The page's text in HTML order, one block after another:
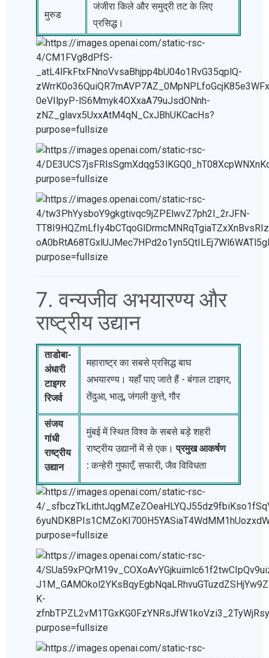
मुरुड
जंजीरा किले और समुद्री तट के लिए
प्रसिद्ध।
7. वन्यजीव अभयारण्य और
राष्ट्रीय उद्यान
ताडोबा-
अंधारी
टाइगर
रिजर्व
महाराष्ट्र का सबसे प्रसिद्ध बाघ
अभयारण्य। यहाँ पाए जाते हैं - बंगाल टाइगर,
तेंदुआ, भालू, जंगली कुत्ते, गौर
संजय
गांधी
राष्ट्रीय
उद्यान
मुंबई में स्थित विश्व के सबसे बड़े शहरी
राष्ट्रीय उद्यानों में से एक।प्रमुख आकर्षण
:कन्हेरी गुफाएँ, सफारी, जैव विविधता